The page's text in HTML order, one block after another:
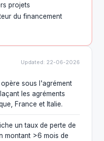
projets
du financement
Updated: 22-06-2026
sous l'agrément
les agréments
France et Italie.
un taux de perte de
montant >6 mois de